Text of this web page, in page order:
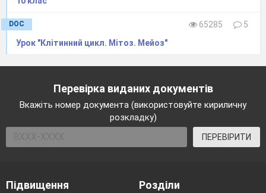
DOC 65285
5
Урок "Клітинний цикл. Мітоз. Мейоз"
Перевірка виданих документів
Вкажіть номер документа (використовуйте кириличну
розкладку)
ПЕРЕВІРИТИ
Підвищення
Розділи